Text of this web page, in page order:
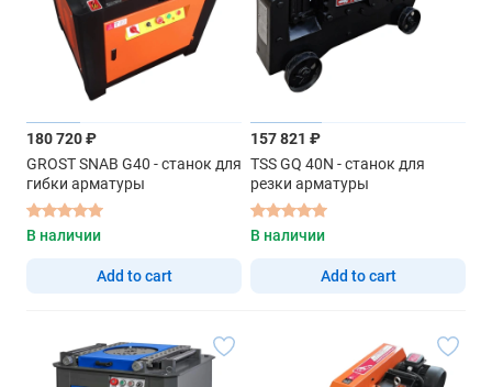
180 720 ₽
GROST SNAB G40 - станок для
гибки арматуры
В наличии
Add to cart
157 821 ₽
TSS GQ 40N - станок для
резки арматуры
В наличии
Add to cart